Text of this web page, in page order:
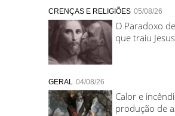
CRENÇAS E RELIGIÕES 05/08/26
O Paradoxo
que traiu Jesus
GERAL 04/08/26
Calor e
produção de